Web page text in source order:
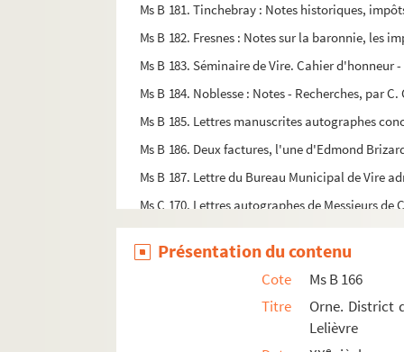
Ms B 181. Tinchebray : Notes historiques,
Ms B 182. Fresnes : Notes sur la baronnie, les
Ms B 183. Séminaire de Vire. Cahier d'honneur
Ms B 184. Noblesse : Notes - Recherches, par
Ms B 185. Lettres manuscrites autographes
Ms B 186. Deux factures, l'une d'Edmond
Ms B 187. Lettre du Bureau Municipal de Vire
Ms C 170. Lettres autographes de Messieurs
Ms C 171. Lettres autographes de Messieurs
Ms C 172. Lettre autographe de Jules
Ms C 173. Lettre autographe de Ovide Delanoë
Ms C 174. Lettre autographe d'Armand
Présentation du contenu
Cote
Ms B 166
Titre
Orne. District
Lelièvre